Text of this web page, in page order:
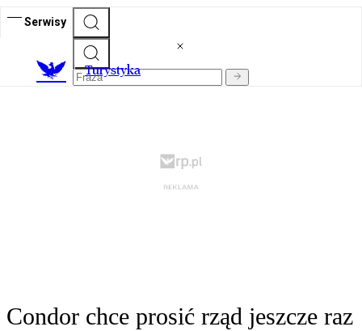
Serwisy
Turystyka
Condor chce prosić rząd jeszcze raz